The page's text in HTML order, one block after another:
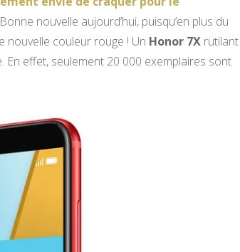
nouvelle aujourd’hui, puisqu’en plus du
nouvelle couleur rouge ! Un Honor 7X rutilant
En effet, seulement 20 000 exemplaires sont